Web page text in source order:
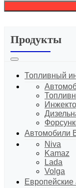
Продукты
Топливный
Автомобили
Niva
Kamaz
Lada
Volga